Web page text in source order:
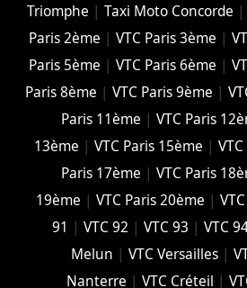
Triomphe |Taxi Moto Concorde
Paris 2ème |VTC Paris 3ème |
Paris 5ème |VTC Paris 6ème |
Paris 8ème | VTC Paris 9ème |
Paris 11ème |VTC Paris
13ème |VTC Paris 15ème |
Paris 17ème |VTC Paris
19ème |VTC Paris 20ème |
91 |VTC 92 |VTC 93 |VTC
Melun |VTC Versailles |
Nanterre | VTC Créteil |